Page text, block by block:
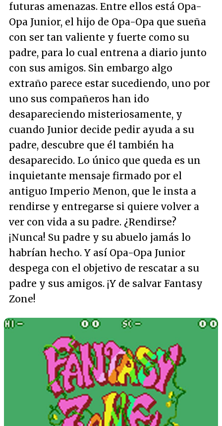
futuras amenazas. Entre ellos está Opa-
Opa Junior, el hijo de Opa-Opa que sueña
con ser tan valiente y fuerte como su
padre, para lo cual entrena a diario junto
con sus amigos. Sin embargo algo
extraño parece estar sucediendo, uno por
uno sus compañeros han ido
desapareciendo misteriosamente, y
cuando Junior decide pedir ayuda a su
padre, descubre que él también ha
desaparecido. Lo único que queda es un
inquietante mensaje firmado por el
antiguo Imperio Menon, que le insta a
rendirse y entregarse si quiere volver a
ver con vida a su padre. ¿Rendirse?
¡Nunca! Su padre y su abuelo jamás lo
habrían hecho. Y así Opa-Opa Junior
despega con el objetivo de rescatar a su
padre y sus amigos. ¡Y de salvar Fantasy
Zone!